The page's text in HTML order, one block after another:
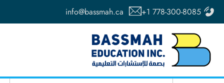
تخطي
المحتوى
+1 778-300-8085
info@bassmah.ca